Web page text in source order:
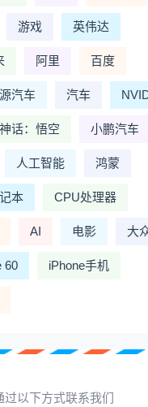
游戏 英伟达
阿里 百度
汽车 汽车
话：悟空 小鹏汽车
人工智能 鸿蒙
本 CPU处理器
AI 电影 大
60 iPhone手机
过以下方式联系我们